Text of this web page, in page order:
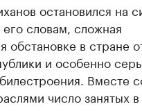
остановился на
словам, сложная
обстановке в стране
и особенно
Вместе
число занятых